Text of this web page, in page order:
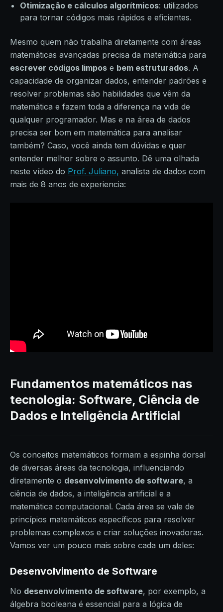
Otimização e cálculos algorítmicos: utilizados
para tornar códigos mais rápidos e eficientes.
Mesmo quem não trabalha diretamente com áreas
matemáticas avançadas precisa da matemática para
escrever códigos limpos e bem estruturados. A
capacidade de organizar dados, entender padrões e
resolver problemas são habilidades que vêm da
matemática e fazem toda a diferença na vida de
qualquer programador. Mas e na área de dados
precisa ser bom em matemática para analisar
também? Caso, você ainda tem dúvidas e quer
entender melhor sobre o assunto. Dê uma olhada
neste vídeo do Prof. Juliano, analista de dados com
mais de 8 anos de experiencia:
Fundamentos matemáticos nas
tecnologia: Software, Ciência de
Dados e Inteligência Artificial
Os conceitos matemáticos formam a espinha dorsal
de diversas áreas da tecnologia, influenciando
diretamente o desenvolvimento de software, a
ciência de dados, a inteligência artificial e a
matemática computacional. Cada área se vale de
princípios matemáticos específicos para resolver
problemas complexos e criar soluções inovadoras.
Vamos ver um pouco mais sobre cada um deles:
Desenvolvimento de Software
No desenvolvimento de software, por exemplo, a
álgebra booleana é essencial para a lógica de